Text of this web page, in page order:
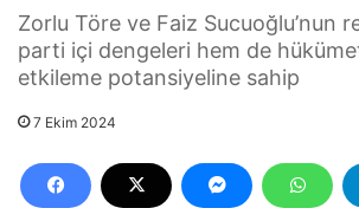
Zorlu Töre ve Faiz Sucuoğlu’nun
parti içi dengeleri hem de
etkileme potansiyeline sahip
7 Ekim 2024